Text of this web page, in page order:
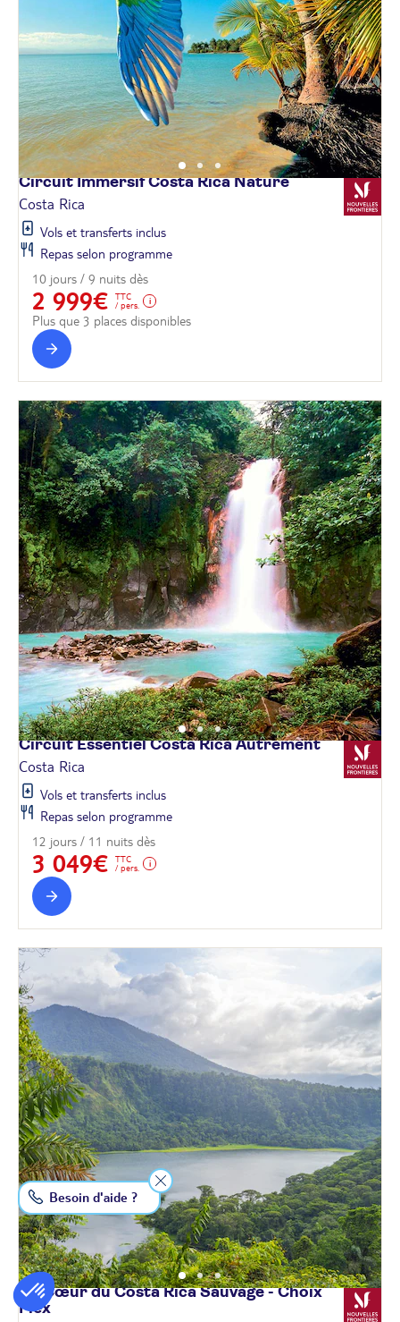
Circuit Immersif Costa RicaNature
Costa Rica
Vols et transferts inclus
Repas selon programme
10 jours / 9 nuits dès
2 999€
TTC
/ pers.
Plus que 3 places disponibles
Circuit Essentiel Costa RicaAutrement
Costa Rica
Vols et transferts inclus
Repas selon programme
12 jours / 11 nuits dès
3 049€
TTC
/ pers.
Au Cœur du Costa Rica Sauvage - Choix
Flex
Besoin d'aide ?